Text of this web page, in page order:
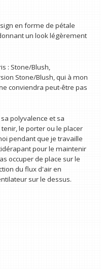
en forme de pétale
un look légèrement
: Stone/Blush,
Stone/Blush, qui à mon
conviendra peut-être pas
polyvalence et sa
le porter ou le placer
pendant que je travaille
pour le maintenir
occuper de place sur le
du flux d'air en
sur le dessus.